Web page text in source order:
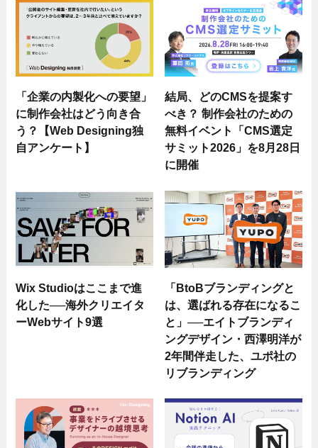
「企業の内製化への要望」
に制作会社はどう向き合
う？【Web Designing独
自アンケート】
結局、どのCMSを提案す
べき？ 制作会社のための
無料イベント「CMS選定
サミット2026」を8月28日
に開催
Wix Studioはここまで進
化した──海外クリエイタ
ーWebサイト9選
「BtoBブランディングと
は、選ばれる存在になるこ
と」──エイトブランディ
ングデザイン・西澤明洋が
2年間伴走した、ユポ社の
リブランディング